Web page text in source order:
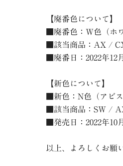
【廃番色について】
■廃番色： W色（ホ
■該当商品：
AX /
■廃番日： 2022年12
【新色について】
■新色： N色（アビ
■該当商品：SW /
■発売日： 2022年10
以上、よろしくお願